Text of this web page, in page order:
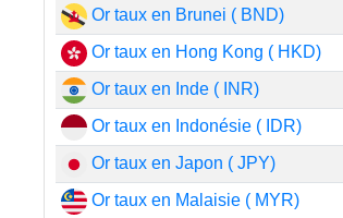
Or taux en Brunei ( BND)
Or taux en Hong Kong ( HKD)
Or taux en Inde ( INR)
Or taux en Indonésie ( IDR)
Or taux en Japon ( JPY)
Or taux en Malaisie ( MYR)